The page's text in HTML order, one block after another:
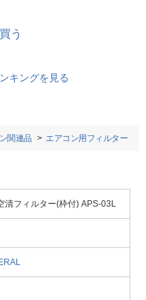
う
キングを見る
関連品 エアコン用フィルター
清フィルター(枠付) APS-03L